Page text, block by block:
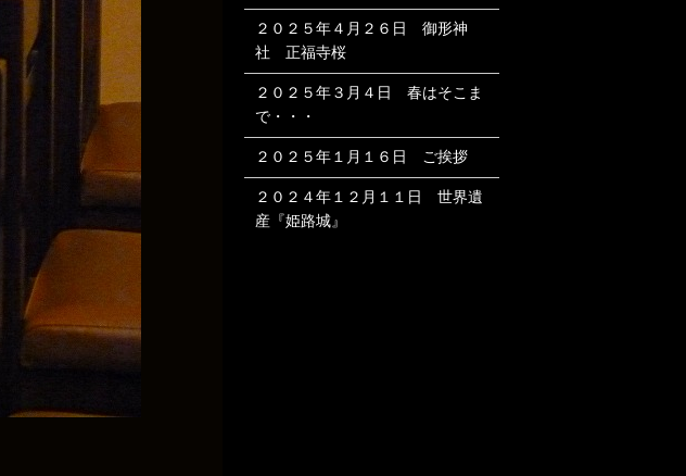
２０２５年４月２６日 御形神
社 正福寺桜
２０２５年３月４日 春はそこま
で・・・
２０２５年１月１６日 ご挨拶
２０２４年１２月１１日 世界遺
産『姫路城』